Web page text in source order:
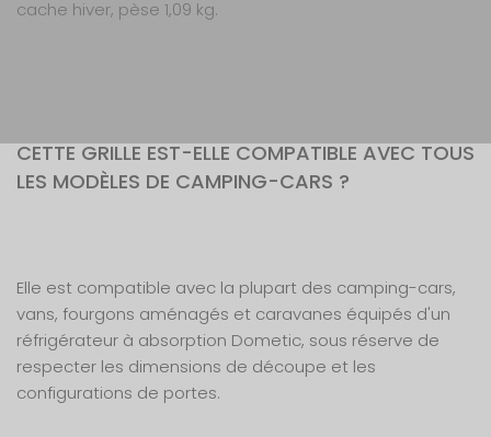
cache hiver, pèse 1,09 kg.
CETTE GRILLE EST-ELLE COMPATIBLE AVEC TOUS
LES MODÈLES DE CAMPING-CARS ?
Elle est compatible avec la plupart des camping-cars,
vans, fourgons aménagés et caravanes équipés d'un
réfrigérateur à absorption Dometic, sous réserve de
respecter les dimensions de découpe et les
configurations de portes.